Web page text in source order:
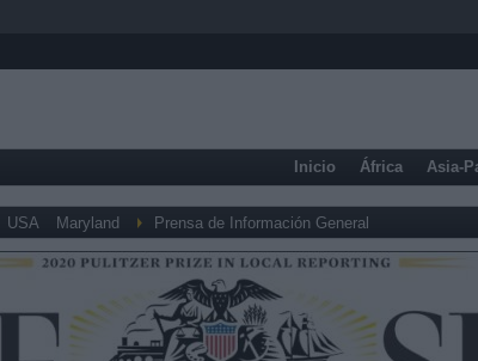
Inicio África Asia-
USA Maryland Prensa de Información General